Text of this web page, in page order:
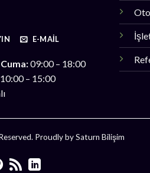
E-MAIL
09:00 – 18:00
– 15:00
Proudly by Saturn Bilişim